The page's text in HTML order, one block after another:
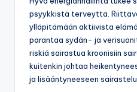
psyykkistä terveyttä.
ylläpitämään aktiivista
parantaa sydän- ja
riskiä sairastua kroonisiin
kuitenkin johtaa
ja lisääntyneeseen